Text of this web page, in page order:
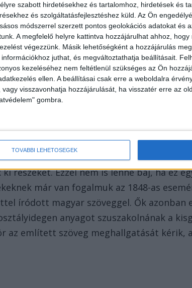
szabott hirdetésekhez és tartalomhoz, hirdetések és
és szolgáltatásfejlesztéshez küld. Az Ön
módszerrel szerzett pontos geolokációs adatokat és
A megfelelő helyre kattintva hozzájárulhat ahhoz,
végezzünk. Másik lehetőségként a hozzájárulás
juthat, és megváltoztathatja beállításait.
kezeléséhez nem feltétlenül szükséges az Ön
ellen. A beállításai csak erre a weboldalra
vagy visszavonhatja hozzájárulását, ha visszatér erre az
gombra.
TOVÁBBI LEHETŐSÉGEK
és csapatának úgy sikerült
részeket. Ezzel nem is lenne baj, ha ez
már van fogalmuk az 1848-as
íródott magyar szöveggel. Ők azonban
anyagot szuszakolnának a
az említett szöveg meghallgatását kérik,